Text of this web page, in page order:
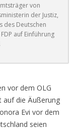
von
der Justiz,
des Deutschen
auf Einführung
vor dem OLG
auf die Äußerung
Evi vor dem
seien